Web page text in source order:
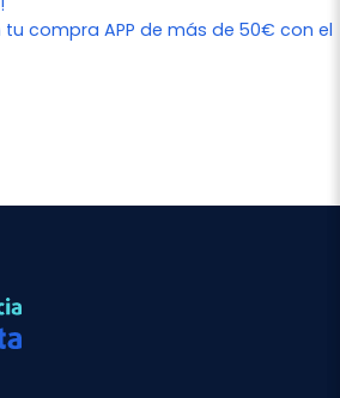
tu compra APP de más de 50€ con el